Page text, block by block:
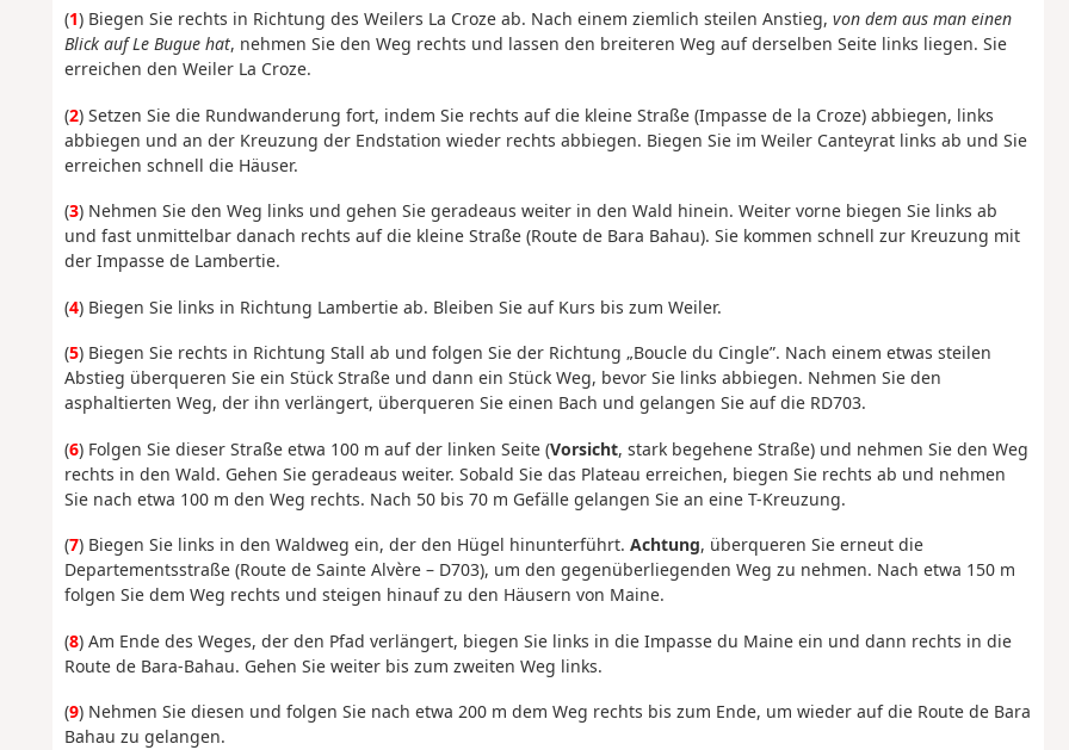
(1) Biegen Sie rechts in Richtung des Weilers La Croze ab. Nach einem ziemlich steilen Anstieg, von dem aus man einen
Blick auf Le Bugue hat, nehmen Sie den Weg rechts und lassen den breiteren Weg auf derselben Seite links liegen. Sie
erreichen den Weiler La Croze.
(2) Setzen Sie die Rundwanderung fort, indem Sie rechts auf die kleine Straße (Impasse de la Croze) abbiegen, links
abbiegen und an der Kreuzung der Endstation wieder rechts abbiegen. Biegen Sie im Weiler Canteyrat links ab und Sie
erreichen schnell die Häuser.
(3) Nehmen Sie den Weg links und gehen Sie geradeaus weiter in den Wald hinein. Weiter vorne biegen Sie links ab
und fast unmittelbar danach rechts auf die kleine Straße (Route de Bara Bahau). Sie kommen schnell zur Kreuzung mit
der Impasse de Lambertie.
(4) Biegen Sie links in Richtung Lambertie ab. Bleiben Sie auf Kurs bis zum Weiler.
(5) Biegen Sie rechts in Richtung Stall ab und folgen Sie der Richtung „Boucle du Cingle”. Nach einem etwas steilen
Abstieg überqueren Sie ein Stück Straße und dann ein Stück Weg, bevor Sie links abbiegen. Nehmen Sie den
asphaltierten Weg, der ihn verlängert, überqueren Sie einen Bach und gelangen Sie auf die RD703.
(6) Folgen Sie dieser Straße etwa 100 m auf der linken Seite (Vorsicht, stark begehene Straße) und nehmen Sie den Weg
rechts in den Wald. Gehen Sie geradeaus weiter. Sobald Sie das Plateau erreichen, biegen Sie rechts ab und nehmen
Sie nach etwa 100 m den Weg rechts. Nach 50 bis 70 m Gefälle gelangen Sie an eine T-Kreuzung.
(7) Biegen Sie links in den Waldweg ein, der den Hügel hinunterführt. Achtung, überqueren Sie erneut die
Departementsstraße (Route de Sainte Alvère – D703), um den gegenüberliegenden Weg zu nehmen. Nach etwa 150 m
folgen Sie dem Weg rechts und steigen hinauf zu den Häusern von Maine.
(8) Am Ende des Weges, der den Pfad verlängert, biegen Sie links in die Impasse du Maine ein und dann rechts in die
Route de Bara-Bahau. Gehen Sie weiter bis zum zweiten Weg links.
(9) Nehmen Sie diesen und folgen Sie nach etwa 200 m dem Weg rechts bis zum Ende, um wieder auf die Route de Bara
Bahau zu gelangen.